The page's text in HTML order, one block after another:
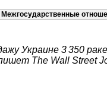
Межгосударственные
Украине 3 350
The Wall Street